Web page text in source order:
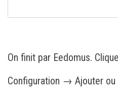
On finit par Eedomus.
Configuration → Ajouter ou